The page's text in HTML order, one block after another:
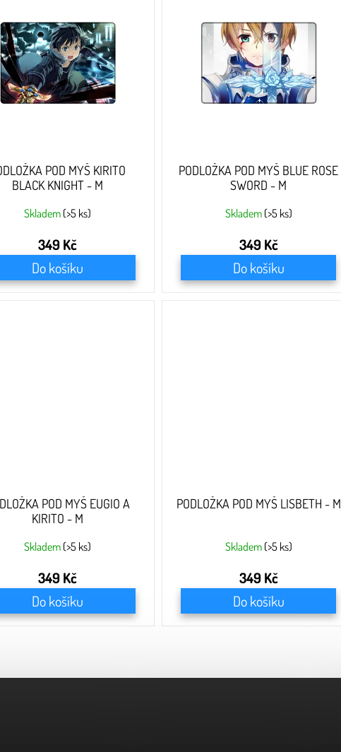
POD MYŠ KIRITO
BLACK KNIGHT - M
Skladem (>5 ks)
349 Kč
Do košíku
PODLOŽKA POD MYŠ BLUE ROSE
SWORD - M
Skladem (>5 ks)
349 Kč
Do košíku
POD MYŠ EUGIO A
KIRITO - M
Skladem (>5 ks)
349 Kč
Do košíku
PODLOŽKA POD MYŠ LISBETH - M
Skladem (>5 ks)
349 Kč
Do košíku
l